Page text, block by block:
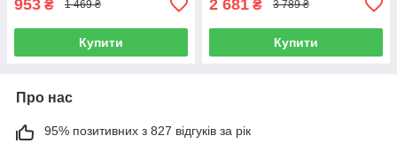
953 ₴ 1 469 ₴
Купити
2 681 ₴ 3 789 ₴
Купити
Про нас
95% позитивних з 827 відгуків за рік